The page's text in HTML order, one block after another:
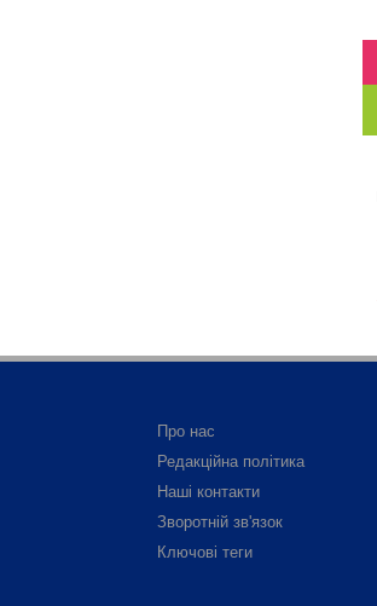
Про нас
Редакційна політика
Наші контакти
Зворотній зв'язок
Ключові теги